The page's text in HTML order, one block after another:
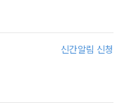
신간알림 신청